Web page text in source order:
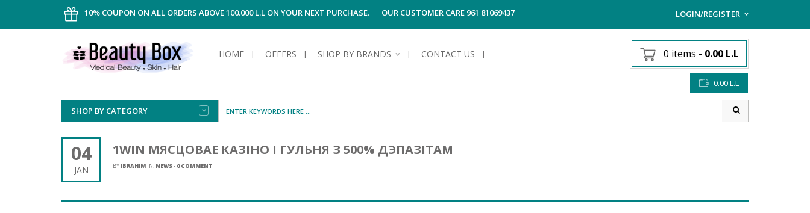
10% COUPON ON ALL ORDERS ABOVE 100.000 L.L ON YOUR NEXT PURCHASE. OUR CUSTOMER CARE 961 81069437 LOGIN/REGISTER
I ALREADY HAVE AN
Username or email address
HOME OFFERS SHOP BY BRANDS CONTACT US 0 items - 0.00 L.L
0.00L.L
SHOP BY CATEGORY
FACE
BODY
HAIR
SUN
AFTER SUN
ANTIPERSPIRANTS &
SHAVING
04
JAN
1WIN МЯСЦОВАЕ КАЗІНО І ГУЛЬНЯ З 500% ДЭПАЗІТАМ
BY IBRAHIM IN: NEWS- 0 COMMENT